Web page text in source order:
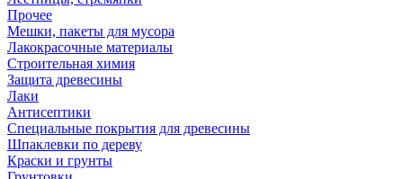
Прочее
Мешки, пакеты для мусора
Лакокрасочные материалы
Строительная химия
Защита древесины
Лаки
Антисептики
Специальные покрытия для древесины
Шпаклевки по дереву
Краски и грунты